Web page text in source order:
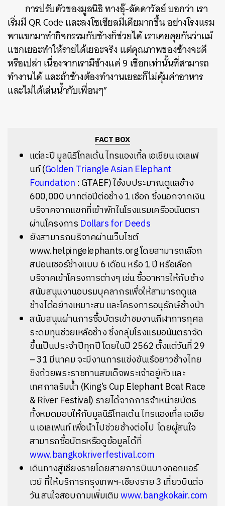
การปรับตัวของมูลนิธิ ทางอุ๊-ลัดดาวัลย์ บอกว่า เรา
เริ่มมี QR Code และลงโซเชียลมีเดียมากขึ้น อย่างโรงแรม
พาแขกมาทำกิจกรรมกับช้างก็ช่วยได้ เราเคยคุยกันว่าแม้
แขกเยอะทำให้รายได้เยอะจริง แต่คุณภาพของช้างจะดี
หรือเปล่า เนื่องจากเรามีช้างแค่ 9 เชือกเท่านั้นที่สามารถ
ทำงานได้ และถ้าช้างต้องทำงานเยอะก็ไม่คุ้มค่าอาหาร
และไม่ได้เล่นน้ำกับเพื่อนๆ”
FACT BOX
แต่ละปี มูลนิธิโกลเด้น ไทรแองเกิ้ล เอเชียน เอเลเฟ
นท์ (Golden Triangle Asian Elephant
Foundation : GTAEF) ใช้งบประมาณดูแลช้าง
600,000 บาทต่อปีต่อช้าง 1 เชือก ซึ่งนอกจากเงิน
บริจาคจากแขกที่เข้าพักในโรงแรมเครืออนันตรา
ผ่านโครงการ Dollars for Deeds
ยังสามารถบริจาคผ่านเว็บไซต์
www.helpingelephants.org โดยสามารถเลือก
สปอนเซอร์ช้างแบบ 6 เดือน หรือ 1 ปี หรือเลือก
บริจาคเข้าโครงการต่างๆ เช่น ซื้ออาหารให้กับช้าง
สนับสนุนงานอบรมบุคลากรเพื่อให้สามารถดูแล
ช้างได้อย่างเหมาะสม และโครงการอนุรักษ์ช้างป่า
สนับสนุนผ่านการซื้อบัตรเข้าชมงานกีฬาการกุศล
ระดมทุนช่วยเหลือช้าง ซึ่งกลุ่มโรงแรมอนันตราจัด
ขึ้นเป็นประจำปีทุกปี โดยในปี 2562 ตั้งแต่วันที่ 29
– 31 มีนาคม จะมีงานการแข่งขันเรือยาวช้างไทย
ชิงถ้วยพระราชทานสมเด็จพระเจ้าอยู่หัว และ
เทศกาลริมน้ำ (King’s Cup Elephant Boat Race
& River Festival) รายได้จากการจำหน่ายบัตร
ทั้งหมดมอบให้กับมูลนิธิโกลเด้น ไทรแองเกิ้ล เอเชีย
น เอเลเฟนท์ เพื่อนำไปช่วยช้างต่อไป โดยผู้สนใจ
สามารถซื้อบัตรหรือดูข้อมูลได้ที่
www.bangkokriverfestival.com
เดินทางสู่เชียงรายโดยสายการบินบางกอกแอร์
เวย์ ที่ให้บริการกรุงเทพฯ-เชียงราย 3 เที่ยวบินต่อ
วัน สนใจสอบถามเพิ่มเติมwww.bangkokair.com